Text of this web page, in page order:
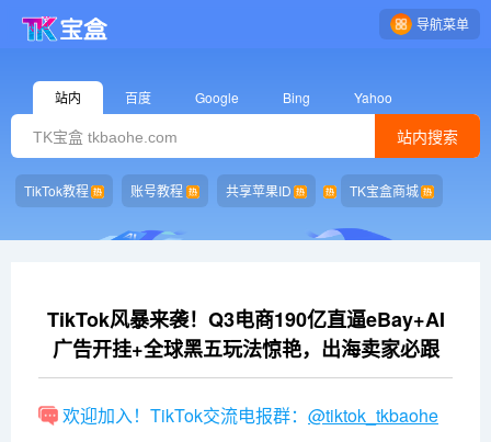
导航菜单
站内 百度 Google Bing Yahoo
站内搜索
TikTok教程 账号教程 共享苹果ID TK宝盒商城
TikTok风暴来袭！Q3电商190亿直逼eBay+AI
广告开挂+全球黑五玩法惊艳，出海卖家必跟
欢迎加入！TikTok交流电报群： @tiktok_tkbaohe